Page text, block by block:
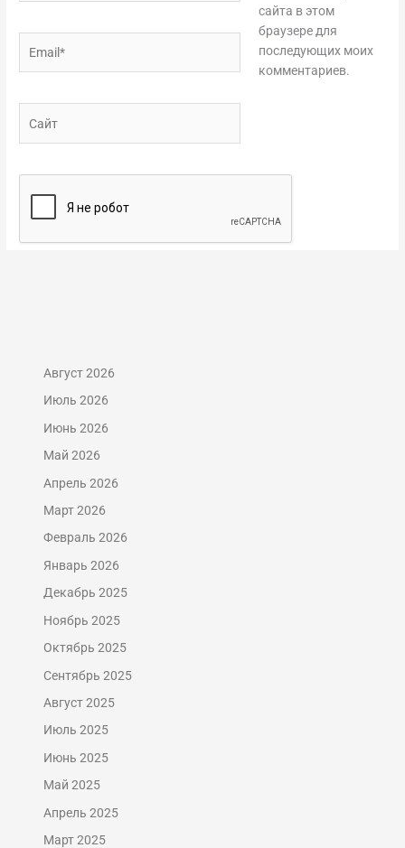
сайта в этом
браузере для
последующих моих
комментариев.
Август 2026
Июль 2026
Июнь 2026
Май 2026
Апрель 2026
Март 2026
Февраль 2026
Январь 2026
Декабрь 2025
Ноябрь 2025
Октябрь 2025
Сентябрь 2025
Август 2025
Июль 2025
Июнь 2025
Май 2025
Апрель 2025
Март 2025